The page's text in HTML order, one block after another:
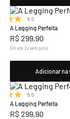
5.0
A Legging Perfeita
R$299,90
Em até2xsem juros
Adicionar na
5.0
A Legging Perfeita
R$299,90